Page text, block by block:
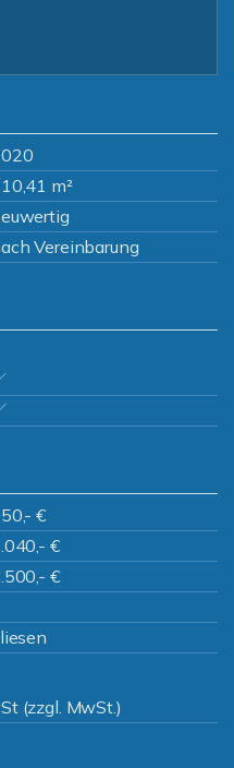
m²
Vereinbarung
€
€
€
(zzgl. MwSt.)